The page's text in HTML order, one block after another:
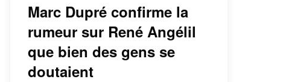
Marc Dupré confirme la
rumeur sur René Angélil
que bien des gens se
doutaient